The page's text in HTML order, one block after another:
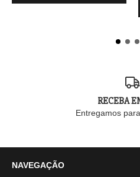
RECEBA
Entregamos
NAVEGAÇÃO